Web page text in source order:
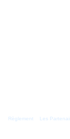
Règlement Les